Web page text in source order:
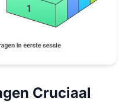
Cruciaal